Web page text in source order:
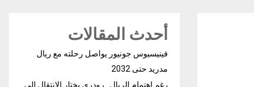
أحدث المقالات
فينيسيوس جونيور يواصل رحلته مع ريال
مدريد حتى 2032
رغم إهتمام الريال.. رودري يختار الإنتقال إلى